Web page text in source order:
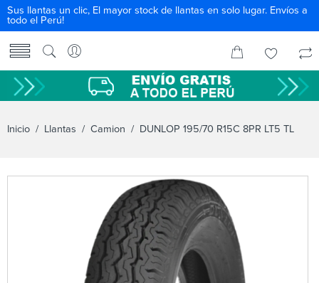
Sus llantas un clic, El mayor stock de llantas en solo lugar. Envíos a
todo el Perú!
Inicio / Llantas / Camion / DUNLOP 195/70 R15C 8PR LT5 TL